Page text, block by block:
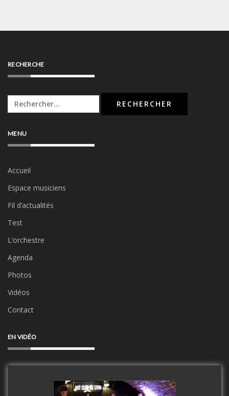
RECHERCHE
Rechercher :
MENU
Accueil
Espace musiciens
Fil d’actualités
Test
L’orchestre
Agenda
Photos
Vidéos
Contact
EN VIDÉO